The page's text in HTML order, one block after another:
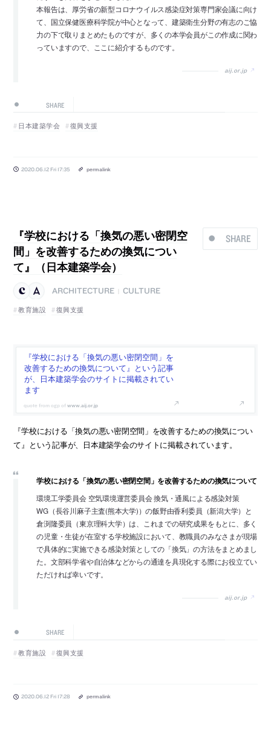
本報告は、厚労省の新型コロナウイルス感染症対策専門家会議に向け
て、国立保健医療科学院が中心となって、建築衛生分野の有志のご協
力の下で取りまとめたものですが、多くの本学会員がこの作成に関わ
っていますので、ここに紹介するものです。
aij.or.jp
SHARE
日本建築学会 復興支援
2020.06.12 Fri 17:35 permalink
SHARE
『学校における「換気の悪い密閉空
間」を改善するための換気につい
て』（日本建築学会）
ARCHITECTURE
CULTURE
教育施設
復興支援
『学校における「換気の悪い密閉空間」を
改善するための換気について』という記事
が、日本建築学会のサイトに掲載されてい
ます
www.aij.or.jp
『学校における「換気の悪い密閉空間」を改善するための換気につい
て』という記事が、日本建築学会のサイトに掲載されています。
学校における「換気の悪い密閉空間」を改善するための換気について
環境工学委員会 空気環境運営委員会 換気・通風による感染対策
WG（長谷川麻子主査(熊本大学)）の飯野由香利委員（新潟大学）と
倉渕隆委員（東京理科大学）は、これまでの研究成果をもとに、多く
の児童・生徒が在室する学校施設において、教職員のみなさまが現場
で具体的に実施できる感染対策としての「換気」の方法をまとめまし
た。文部科学省や自治体などからの通達を具現化する際にお役立てい
ただければ幸いです。
aij.or.jp
SHARE
教育施設 復興支援
2020.06.12 Fri 17:28 permalink